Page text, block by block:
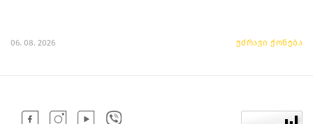
06. 08. 2026 უძრავი ქონება